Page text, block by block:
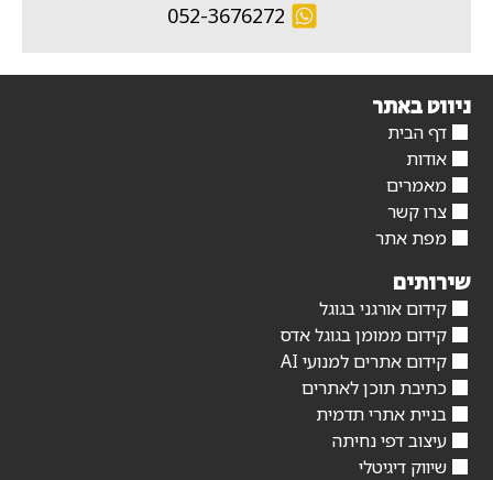
052-3676272
ניווט באתר
דף הבית
אודות
מאמרים
צרו קשר
מפת אתר
שירותים
קידום אורגני בגוגל
קידום ממומן בגוגל אדס
קידום אתרים למנועי AI
כתיבת תוכן לאתרים
בניית אתרי תדמית
עיצוב דפי נחיתה
שיווק דיגיטלי